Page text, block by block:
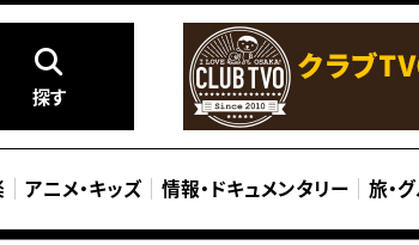
探す
アニメ・キッズ 情報・ ドキュメンタリー 旅・